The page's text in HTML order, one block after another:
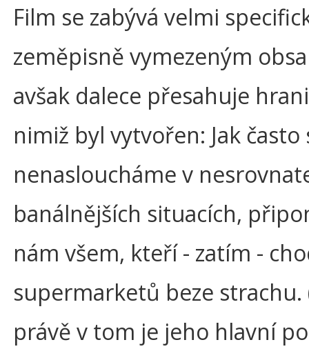
Film se zabývá velmi
zeměpisně vymezeným
avšak dalece přesahuje
nimiž byl vytvořen: Jak často
nenasloucháme v
banálnějších situacích,
nám všem, kteří - zatím -
supermarketů beze strachu.
právě v tom je jeho hlavní